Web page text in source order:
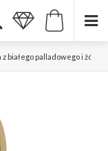
z białego palladowego i